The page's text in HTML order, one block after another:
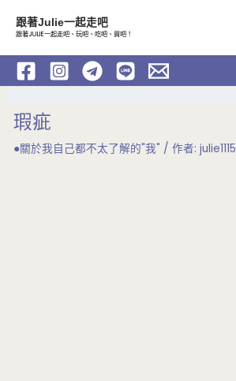
內
跟著Julie一起走吧
跟著JULIE一起走吧、玩吧、吃吧、買吧！
瑕疵
●關於我自己都不太了解的"我" / 作者:julie1115